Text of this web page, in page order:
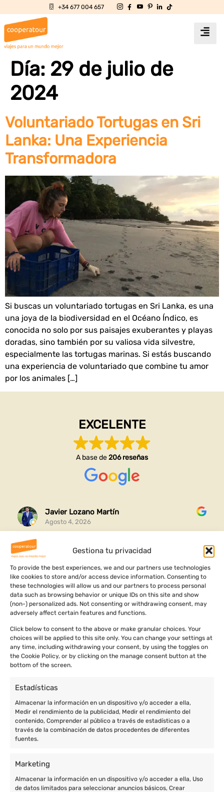
Gestiona tu privacidad
To provide the best experiences, we and our partners use technologies
like cookies to store and/or access device information. Consenting to
these technologies will allow us and our partners to process personal
data such as browsing behavior or unique IDs on this site and show
(non-) personalized ads. Not consenting or withdrawing consent, may
adversely affect certain features and functions.
Click below to consent to the above or make granular choices. Your
choices will be applied to this site only. You can change your settings at
any time, including withdrawing your consent, by using the toggles on
the Cookie Policy, or by clicking on the manage consent button at the
bottom of the screen.
Estadísticas
Almacenar la información en un dispositivo y/o acceder a ella,
Medir el rendimiento de la publicidad, Medir el rendimiento del
contenido, Comprender al público a través de estadísticas o a
través de la combinación de datos procedentes de diferentes
fuentes.
Marketing
Almacenar la información en un dispositivo y/o acceder a ella, Uso
de datos limitados para seleccionar anuncios básicos, Crear
+34 677 004 657
Día: 29 de julio de
2024
Voluntariado Tortugas en Sri
Lanka: Una Experiencia
Transformadora
Si buscas un voluntariado tortugas en Sri Lanka, es una
una joya de la biodiversidad en el Océano Índico, es
conocida no solo por sus paisajes exuberantes y playas
doradas, sino también por su valiosa vida silvestre,
especialmente las tortugas marinas. Si estás buscando
una experiencia de voluntariado que combine tu amor
por los animales […]
EXCELENTE
A base de206 reseñas
Javier Lozano Martín
Agosto 4, 2026
Gracias por esta experiencia completa que me habéis
ver dónde vengo
Ha sido un viaje increíble lleno de aventuras cultura y
aprendizajes personales
Leer más
Enric Prat de la Riba, 77 de Granollers (Barcelona)